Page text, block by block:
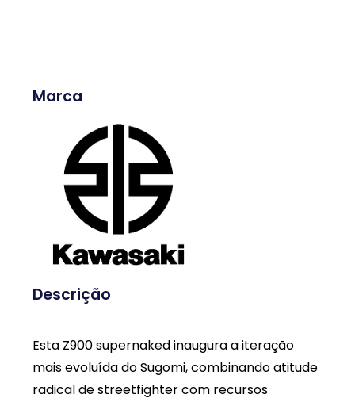
Marca
Descrição
Esta Z900 supernaked inaugura a iteração
mais evoluída do Sugomi, combinando atitude
radical de streetfighter com recursos